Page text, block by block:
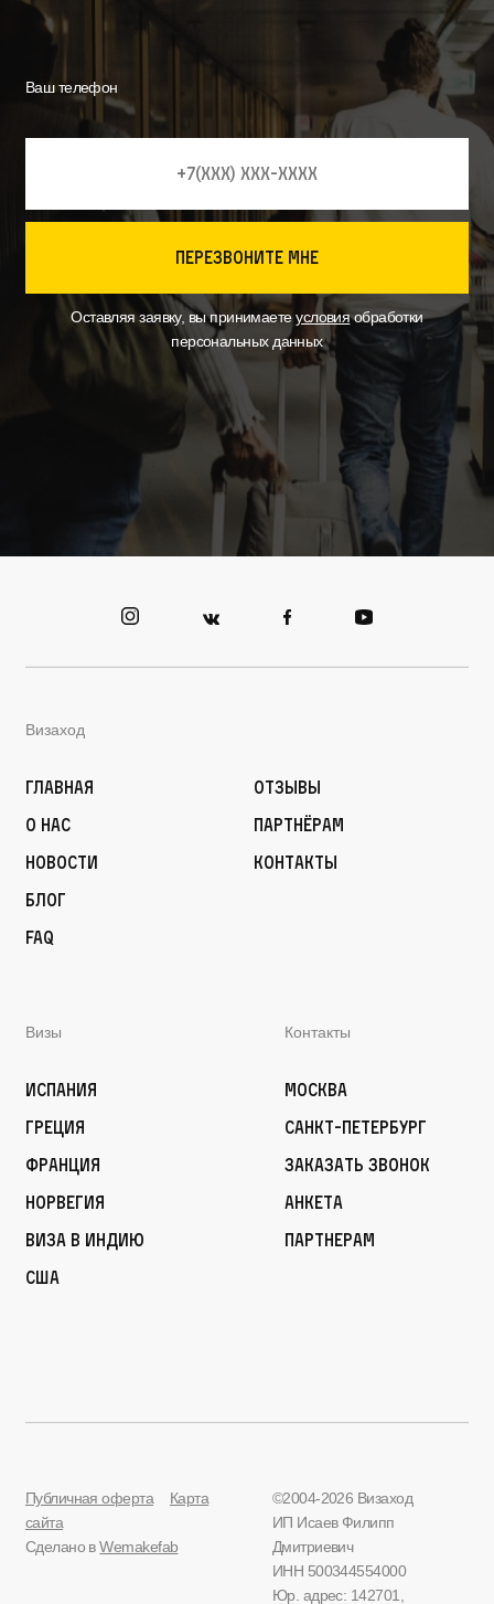
Ваш телефон
перезвоните мне
Оставляя заявку, вы принимаетеусловияобработки
персональных данных
Визаход
Главная
О нас
Новости
Блог
FAQ
Отзывы
Партнёрам
Контакты
Визы
Испания
Греция
Франция
Норвегия
Виза в Индию
США
Контакты
Москва
Санкт-Петербург
Заказать звонок
Анкета
Партнерам
Публичная оферта
Карта
сайта
Сделано вWemakefab
©2004-2026 Визаход
ИП Исаев Филипп
Дмитриевич
ИНН 500344554000
Юр. адрес: 142701,